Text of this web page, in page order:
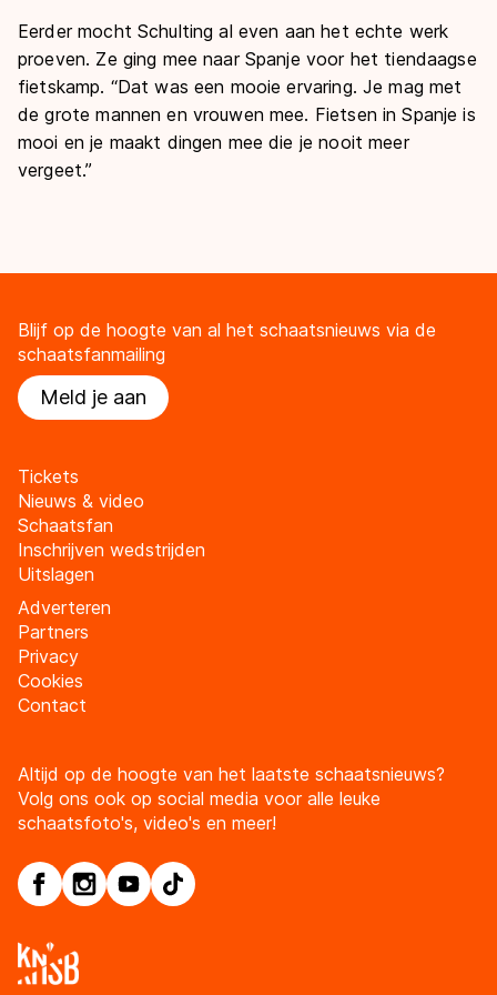
Eerder mocht Schulting al even aan het echte werk
proeven. Ze ging mee naar Spanje voor het tiendaagse
fietskamp. “Dat was een mooie ervaring. Je mag met
de grote mannen en vrouwen mee. Fietsen in Spanje is
mooi en je maakt dingen mee die je nooit meer
vergeet.”
Blijf op de hoogte van al het schaatsnieuws via de
schaatsfanmailing
Meld je aan
Tickets
Nieuws & video
Schaatsfan
Inschrijven wedstrijden
Uitslagen
Adverteren
Partners
Privacy
Cookies
Contact
Altijd op de hoogte van het laatste schaatsnieuws?
Volg ons ook op social media voor alle leuke
schaatsfoto's, video's en meer!